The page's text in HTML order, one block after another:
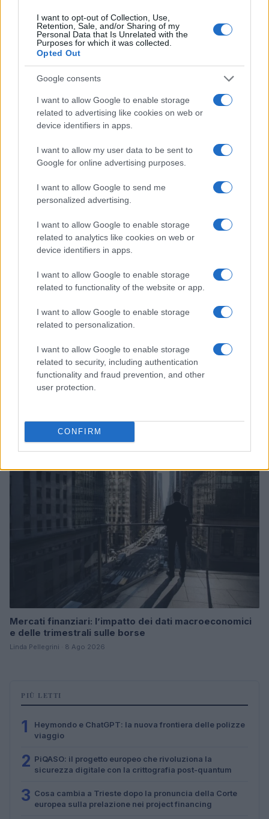
I want to opt-out of Collection, Use,
Retention, Sale, and/or Sharing of my
Personal Data that Is Unrelated with the
Purposes for which it was collected.
Opted Out
Google consents
I want to allow Google to enable storage
related to advertising like cookies on web or
device identifiers in apps.
I want to allow my user data to be sent to
Google for online advertising purposes.
I want to allow Google to send me
personalized advertising.
I want to allow Google to enable storage
related to analytics like cookies on web or
device identifiers in apps.
I want to allow Google to enable storage
related to functionality of the website or app.
I want to allow Google to enable storage
related to personalization.
I want to allow Google to enable storage
related to security, including authentication
functionality and fraud prevention, and other
user protection.
CONFIRM
FOCUS PMI
Pilota AI per PMI: guida pratica dal caso d’uso al ROI
Linda Pellegrini · 8 Ago 2026
FOCUS PMI
Linda Pellegrini · 8 Ago 2026
FIERE E EVENTI
Mercati finanziari: l’impatto dei dati macroeconomici
e delle trimestrali sulle borse
Linda Pellegrini · 8 Ago 2026
PIÙ LETTI
1
Heymondo e ChatGPT: la nuova frontiera delle polizze
viaggio
2 PiQASO: il progetto europeo che rivoluziona la
sicurezza digitale con la crittografia post-quantum
3 Cosa cambia a Trieste dopo la pronuncia della Corte
europea sulla prelazione nei project financing